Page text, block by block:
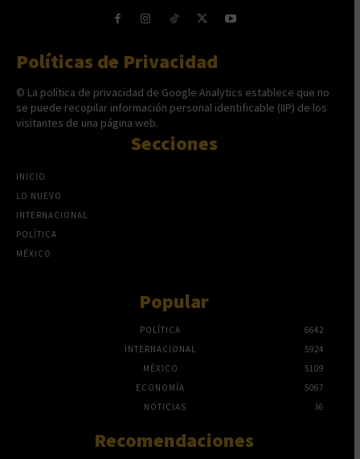
Políticas de Privacidad
© La política de privacidad de Google Analytics establece que no
se puede recopilar información personal identificable (IIP) de los
visitantes de una página web.
Secciones
INICIO
LO NUEVO
INTERNACIONAL
POLÍTICA
MÉXICO
Popular
POLÍTICA
6642
INTERNACIONAL
5924
MÉXICO
5109
ECONOMÍA
5067
NOTICIAS
36
Recomendaciones